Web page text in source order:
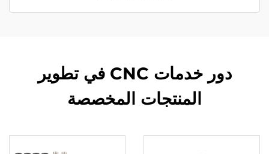
دور خدمات CNC في تطوير
المنتجات المخصصة